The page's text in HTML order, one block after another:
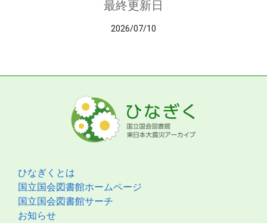
最終更新日
2026/07/10
ひなぎくとは
国立国会図書館ホームページ
国立国会図書館サーチ
お知らせ